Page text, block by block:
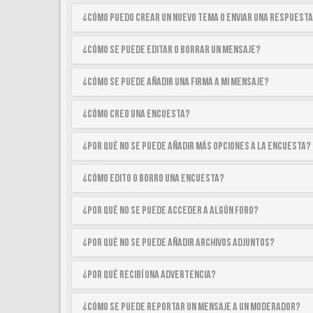
¿Cómo puedo crear un nuevo tema o enviar una
¿Cómo se puede editar o borrar un mensaje?
¿Cómo se puede añadir una firma a mi mensaje?
¿Cómo creo una encuesta?
¿Por qué no se puede añadir más opciones a la encuesta?
¿Cómo edito o borro una encuesta?
¿Por qué no se puede acceder a algún foro?
¿Por qué no se puede añadir archivos adjuntos?
¿Por qué recibí una advertencia?
¿Cómo se puede reportar un mensaje a un moderador?